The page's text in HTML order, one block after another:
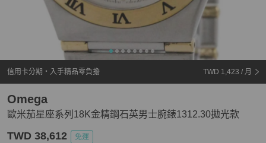
信用卡分期・入手精品零負擔 TWD 1,423 / 月
歐米茄星座系列18K金精鋼石英男士腕錶1312.30拋光款
Omega
TWD 38,612 免運